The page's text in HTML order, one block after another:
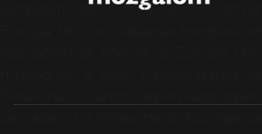
kérdéseiről szóló 2001. évi CVIII.